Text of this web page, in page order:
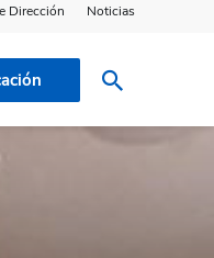
Dirección Noticias